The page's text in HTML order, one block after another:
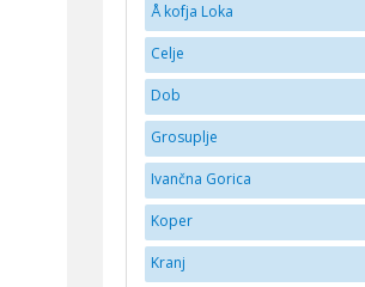
Å kofja Loka
Celje
Dob
Grosuplje
Ivančna Gorica
Koper
Kranj